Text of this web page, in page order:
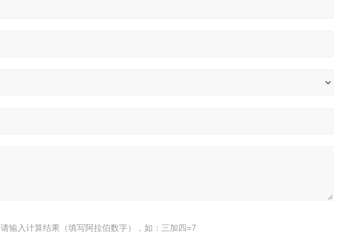
请输入计算结果（填写阿拉伯数字），如：三加四=7